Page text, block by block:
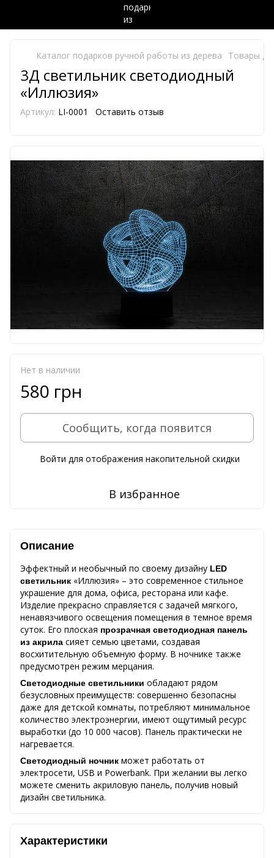
Каталог подарков ручной работы из дерева Товары
3Д светильник светодиодный
«Иллюзия»
Артикул: LI-0001 Оставить отзыв
Нет в наличии
580 грн
Сообщить, когда появится
Войти для отображения накопительной скидки
В избранное
Описание
Эффектный и необычный по своему дизайну LED
светильник «Иллюзия» – это современное стильное
украшение для дома, офиса, ресторана или кафе.
Изделие прекрасно справляется с задачей мягкого,
ненавязчивого освещения помещения в темное время
суток. Его плоская прозрачная светодиодная панель
из акрила сияет семью цветами, создавая
восхитительную объемную форму. В ночнике также
предусмотрен режим мерцания.
Светодиодные светильники обладают рядом
безусловных преимуществ: совершенно безопасны
даже для детской комнаты, потребляют минимальное
количество электроэнергии, имеют ощутимый ресурс
выработки (до 10 000 часов). Панель практически не
нагревается.
Светодиодный ночник может работать от
электросети, USB и Powerbank. При желании вы легко
можете сменить акриловую панель, получив новый
дизайн светильника.
Характеристики